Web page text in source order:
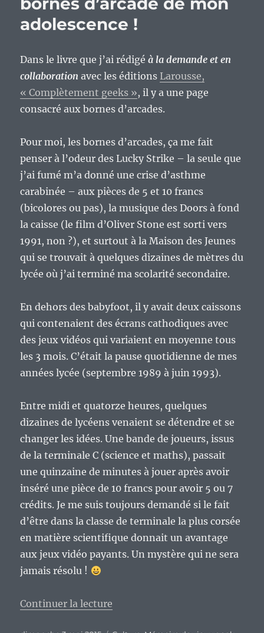
adolescence !
Dans le livre que j’ai rédigéà la demande et en
collaboration avec les éditions Larousse,
« Complètement geeks », il y a une page
consacré aux bornes d’arcades.
Pour moi, les bornes d’arcades, ça me fait
penser à l’odeur des Lucky Strike – la seule que
j’ai fumé m’a donné une crise d’asthme
carabinée – aux pièces de 5 et 10 francs
(bicolores ou pas), la musique des Doors à fond
la caisse (le film d’Oliver Stone est sorti vers
1991, non ?), et surtout à la Maison des Jeunes
qui se trouvait à quelques dizaines de mètres du
lycée où j’ai terminé ma scolarité secondaire.
En dehors des babyfoot, il y avait deux caissons
qui contenaient des écrans cathodiques avec
des jeux vidéos qui variaient en moyenne tous
les 3 mois. C’était la pause quotidienne de mes
années lycée (septembre 1989 à juin 1993).
Entre midi et quatorze heures, quelques
dizaines de lycéens venaient se détendre et se
changer les idées. Une bande de joueurs, issus
de la terminale C (science et maths), passait
une quinzaine de minutes à jouer après avoir
inséré une pièce de 10 francs pour avoir 5 ou 7
crédits. Je me suis toujours demandé si le fait
d’être dans la classe de terminale la plus corsée
en matière scientifique donnait un avantage
aux jeux vidéo payants. Un mystère qui ne sera
jamais résolu !
Continuer la lecture